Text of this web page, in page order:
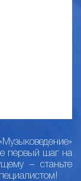
первый шаг на
– станьте